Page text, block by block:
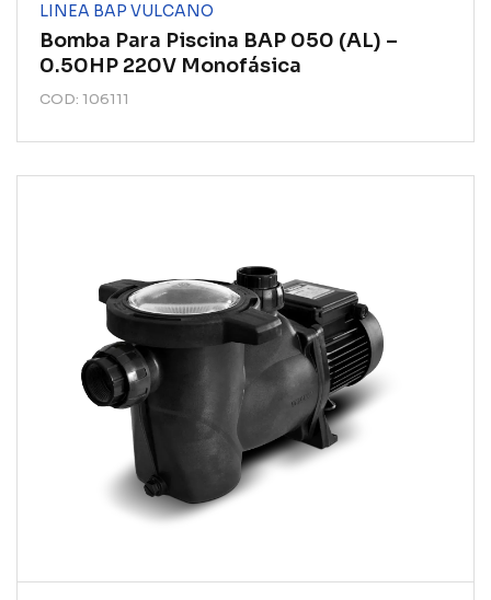
LINEA BAP VULCANO
Bomba Para Piscina BAP 050 (AL) –
0.50HP 220V Monofásica
COD: 106111